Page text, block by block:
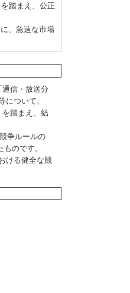
踏まえ、公正
、急速な市場
信・放送分
ついて、
を踏まえ、結
争ルールの
のです。
ける健全な競